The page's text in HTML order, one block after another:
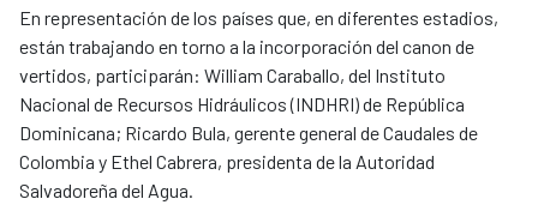
En representación de los países que, en diferentes estadios,
están trabajando en torno a la incorporación del canon de
vertidos, participarán: William Caraballo, del Instituto
Nacional de Recursos Hidráulicos (INDHRI) de República
Dominicana; Ricardo Bula, gerente general de Caudales de
Colombia y Ethel Cabrera, presidenta de la Autoridad
Salvadoreña del Agua.